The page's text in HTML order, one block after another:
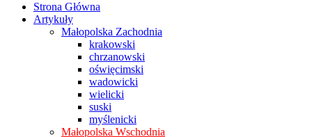
Strona Główna
Artykuły
Małopolska Zachodnia
krakowski
chrzanowski
oświęcimski
wadowicki
wielicki
suski
myślenicki
Małopolska Wschodnia